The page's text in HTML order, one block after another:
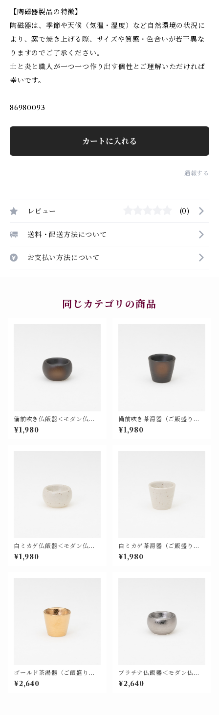
【陶磁器製品の特徴】
陶磁器は、季節や天候（気温・湿度）など自然環境の状況に
より、窯で焼き上げる際、サイズや質感・色合いが若干異な
りますのでご了承ください。
土と炎と職人が一つ一つ作り出す個性とご理解いただければ
幸いです。
86980093
カートに入れる
通報する
レビュー (0)
送料・配送方法について
お支払い方法について
同じカテゴリの商品
備前吹き仏飯器＜モダン仏具
単品 基本色＞【676-105】
¥1,980
備前吹き茶湯器（ご飯盛り兼
用）＜モダン仏具 単品 基本色
＞【676-106】
¥1,980
白ミカゲ仏飯器＜モダン仏具
単品 基本色＞【676-205】
¥1,980
白ミカゲ茶湯器（ご飯盛り兼
用）＜モダン仏具 単品 基本色
＞【676-206】
¥1,980
ゴールド茶湯器（ご飯盛り兼
用）＜モダン仏具 単品 特別色
＞【676-306】
¥2,640
プラチナ仏飯器＜モダン仏具
単品 特別色＞【676-405】
¥2,640